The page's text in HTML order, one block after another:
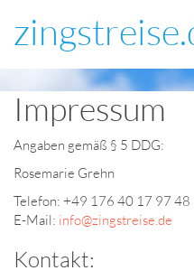
Impressum
Angaben gemäß § 5 DDG:
Rosemarie Grehn
Telefon: +49 176 40 17 97 48
E-Mail: info@zingstreise.de
Kontakt: